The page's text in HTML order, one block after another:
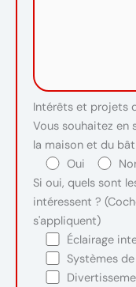
Intérêts et projets
Vous souhaitez en
la maison et du
Oui
Si oui, quels sont
intéressent ?
s'appliquent)
Éclairage
Systèmes